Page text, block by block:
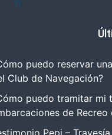
puedo reservar
Club de Navegación?
puedo tramitar mi
de Recreo
Pepi –